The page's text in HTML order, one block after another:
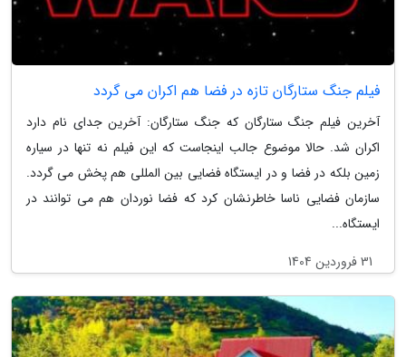
فیلم جنگ ستارگان تازه در فضا هم اکران می گردد
آخرین فیلم جنگ ستارگان که جنگ ستارگان: آخرین جدای نام دارد
اکران شد. حالا موضوع جالب اینجاست که این فیلم نه تنها در سیاره
زمین بلکه در فضا و در ایستگاه فضایی بین المللی هم پخش می گردد.
سازمان فضایی ناسا خاطرنشان کرد که فضا نوردان هم می توانند در
ایستگاه...
31 فروردین 1404